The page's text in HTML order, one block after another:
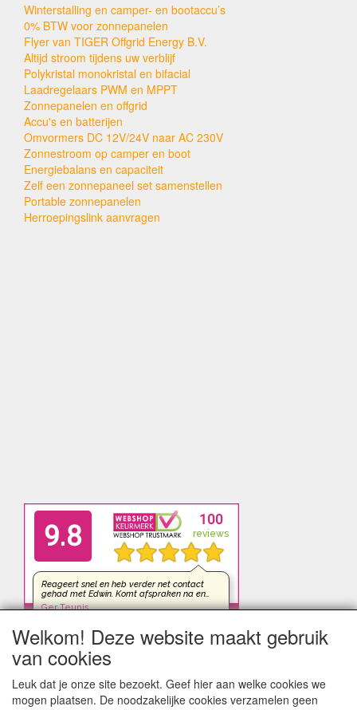
Winterstalling en camper- en bootaccu’s
0% BTW voor zonnepanelen
Flyer van TIGER Offgrid Energy B.V.
Altijd stroom tijdens uw verblijf
Polykristal monokristal en bifacial
Laadregelaars PWM en MPPT
Zonnepanelen en offgrid
Accu's en batterijen
Omvormers DC 12V/24V naar AC 230V
Zonnestroom op camper en boot
Energiebalans en capaciteit
Zelf een zonnepaneel set samenstellen
Portable zonnepanelen
Herroepingslink aanvragen
Welkom! Deze website maakt gebruik
van cookies
Leuk dat je onze site bezoekt. Geef hier aan welke cookies we
mogen plaatsen. De noodzakelijke cookies verzamelen geen